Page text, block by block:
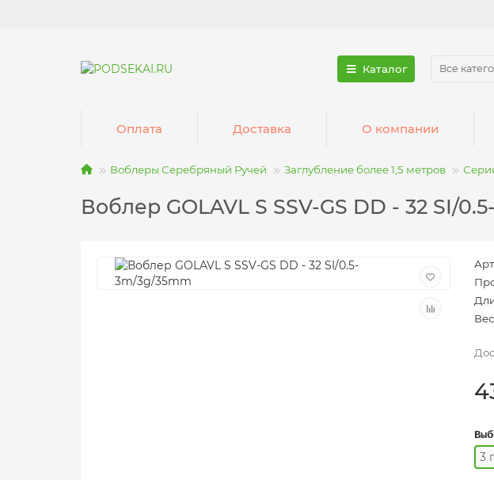
Каталог Все
Оплата Доставка О компании
Воблеры Серебряный Ручей Заглубление более 1,5 метров
Воблер GOLAVL S SSV-GS DD - 32 SI/
3 г